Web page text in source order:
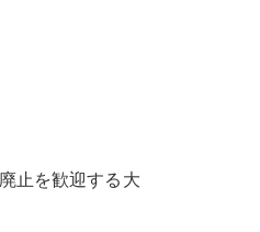
止を歓迎する大